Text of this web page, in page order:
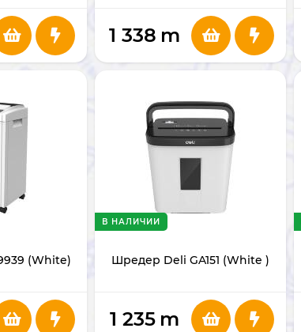
1 338 m
(White) Шредер Deli GA151 (White )
В НАЛИЧИИ
1 235 m